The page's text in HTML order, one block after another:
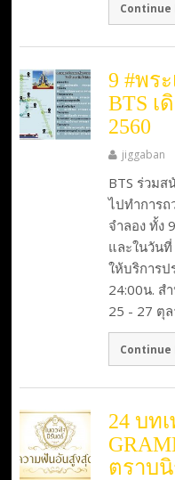
Continue
9 #พร
BTS เ
2560
jiggaban
BTS ร่วม
ไปทำการถ
จำลอง ทั้ง
และในวัน
ให้บริการ
24:00น. ส
25 - 27 ตุ
Continue
24 บท
ตราบ